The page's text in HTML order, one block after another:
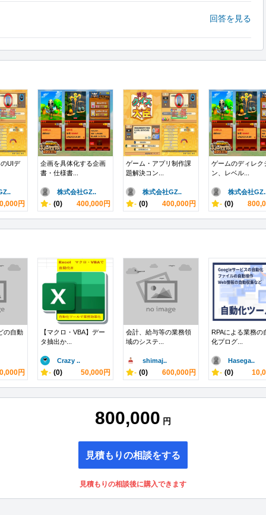
回答を見る
UIデ
円
企画を具体化する企画
書・仕様書...
株式会社GZ..
- (0) 400,000円
ゲーム・アプリ制作課
題解決コン...
株式会社GZ..
- (0) 400,000円
ゲームのディレク
ン、レベル...
株式会社
- (0)
の自動
円
【マクロ・VBA】デー
タ抽出か...
Crazy ..
- (0) 50,000円
会計、給与等の業務領
域のシステ...
shimaj..
- (0) 600,000円
RPAによる業務の
化プログ...
Hasega..
- (0)
800,000 円
見積もりの相談をする
見積もりの相談後に購入できます